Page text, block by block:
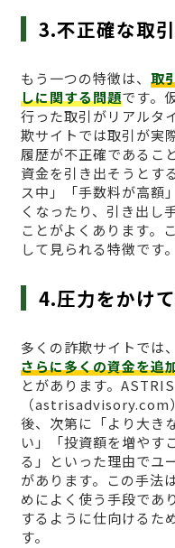
3.不正確な取
もう一つの特徴は、 取
しに関する問題です。
行った取引がリアルタ
欺サイトでは取引が実
履歴が不正確であるこ
資金を引き出そうとす
ス中」「手数料が高額
くなったり、引き出し
ことがよくあります。
して見られる特徴です。
4.圧力をかけ
多くの詐欺サイトでは
さらに多くの資金を追
とがあります。
（astrisadvisory.com
後、次第に「より大き
い」「投資額を増やす
る」といった理由でユ
があります。この手法
めによく使う手段であ
するように仕向けるた
す。